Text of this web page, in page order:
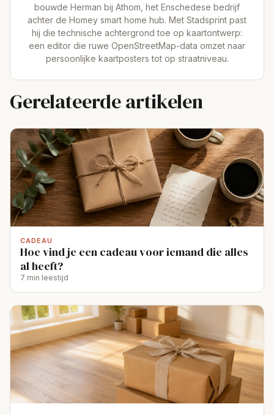
bouwde Herman bij Athom, het Enschedese bedrijf
achter de Homey smart home hub. Met Stadsprint past
hij die technische achtergrond toe op kaartontwerp:
een editor die ruwe OpenStreetMap-data omzet naar
persoonlijke kaartposters tot op straatniveau.
Gerelateerde artikelen
CADEAU
Hoe vind je een cadeau voor iemand die alles
al heeft?
7 min leestijd